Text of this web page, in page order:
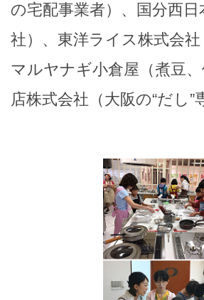
の宅配事業者）、国分西
社）、東洋ライス株式会
マルヤナギ小倉屋（煮豆
店株式会社（大阪の“だし”